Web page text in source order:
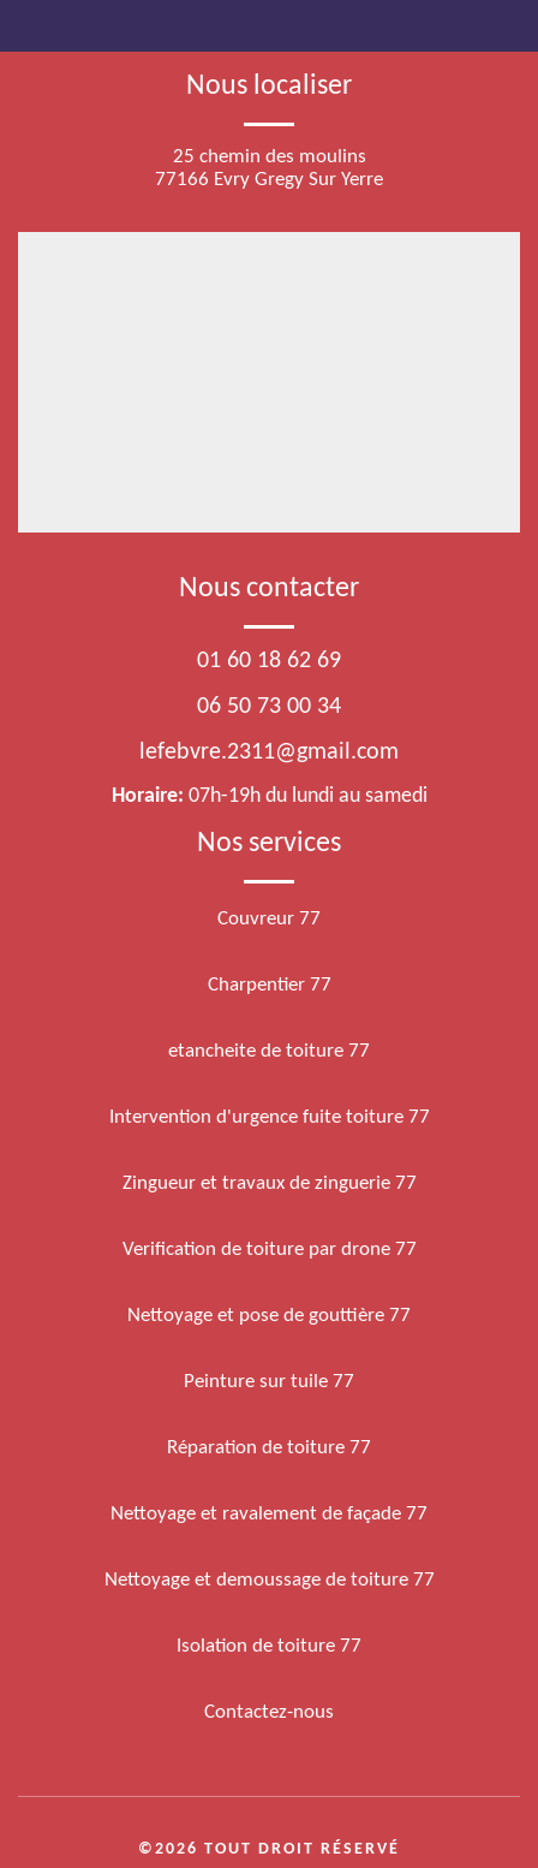
Nous localiser
25 chemin des moulins
77166 Evry Gregy Sur Yerre
Nous contacter
01 60 18 62 69
06 50 73 00 34
lefebvre.2311@gmail.com
Horaire: 07h-19h du lundi au samedi
Nos services
Couvreur 77
Charpentier 77
etancheite de toiture 77
Intervention d'urgence fuite toiture 77
Zingueur et travaux de zinguerie 77
Verification de toiture par drone 77
Nettoyage et pose de gouttière 77
Peinture sur tuile 77
Réparation de toiture 77
Nettoyage et ravalement de façade 77
Nettoyage et demoussage de toiture 77
Isolation de toiture 77
Contactez-nous
©2026 TOUT DROIT RÉSERVÉ